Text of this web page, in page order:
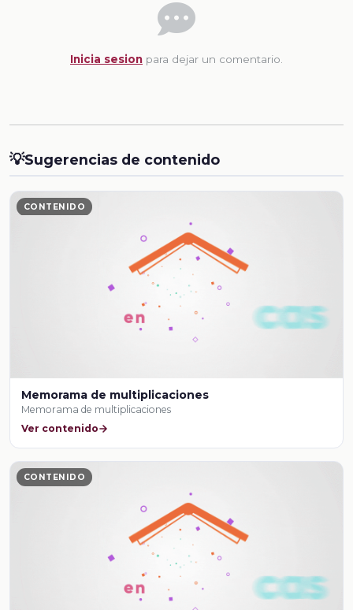
Inicia sesion para dejar un comentario.
💡Sugerencias de contenido
CONTENIDO
Memorama de multiplicaciones
Memorama de multiplicaciones
Ver contenido
CONTENIDO